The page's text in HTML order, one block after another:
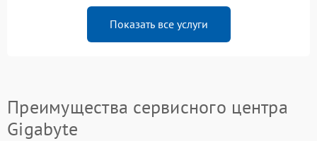
Показать все услуги
Преимущества сервисного центра
Gigabyte